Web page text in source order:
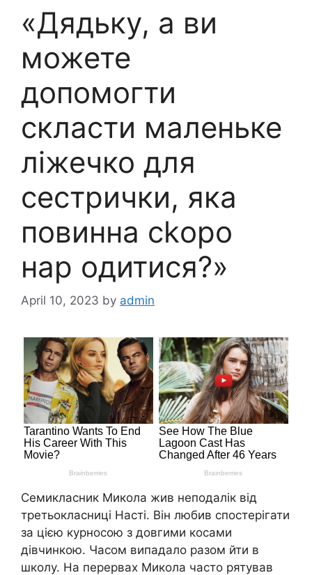
«Дядьку, а ви
можете
допомогти
скласти маленьке
ліжечко для
сестрички, яка
повинна сkоро
нар одитися?»
April 10, 2023 by admin
Семикласник Микола жив неподалік від
третьокласниці Насті. Він любив спостерігати
за цією курносою з довгими косами
дівчинкою. Часом випадало разом йти в
школу. На перервах Микола часто рятував